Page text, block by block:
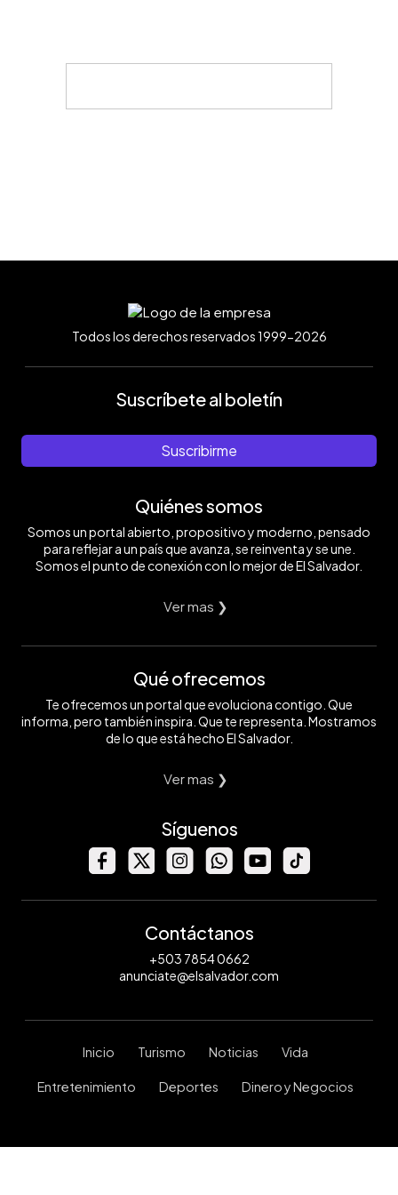
Todos los derechos reservados 1999-2026
Suscríbete al boletín
Suscribirme
Quiénes somos
Somos un portal abierto, propositivo y moderno, pensado
para reflejar a un país que avanza, se reinventa y se une.
Somos el punto de conexión con lo mejor de El Salvador.
Ver mas ❯
Qué ofrecemos
Te ofrecemos un portal que evoluciona contigo. Que
informa, pero también inspira. Que te representa. Mostramos
de lo que está hecho El Salvador.
Ver mas ❯
Síguenos
Contáctanos
+503 7854 0662
anunciate@elsalvador.com
Inicio Turismo Noticias Vida
Entretenimiento Deportes Dinero y Negocios